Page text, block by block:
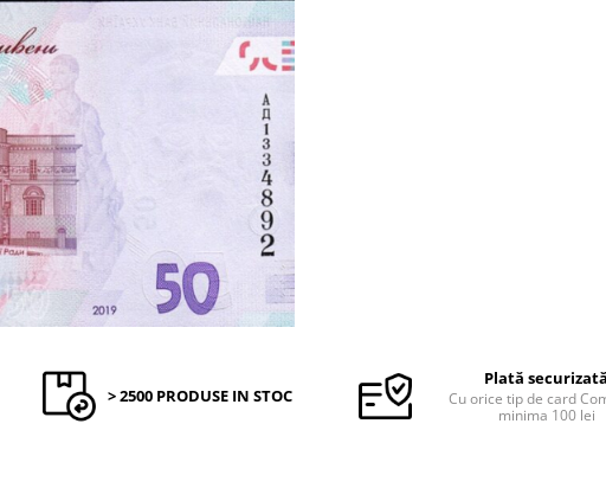
> 2500 PRODUSE IN STOC
Plată
Cu orice tip de card
minima 100 lei